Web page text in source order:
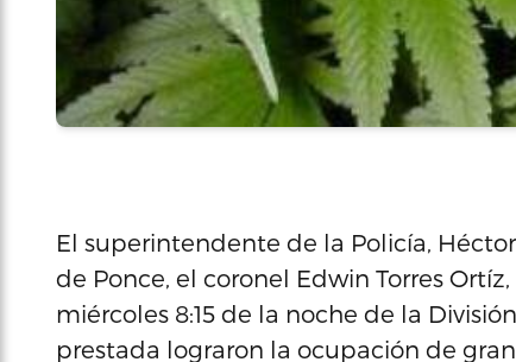
El superintendente de la Policía,
de Ponce, el coronel Edwin Torres
miércoles 8:15 de la noche de la
prestada lograron la ocupación de